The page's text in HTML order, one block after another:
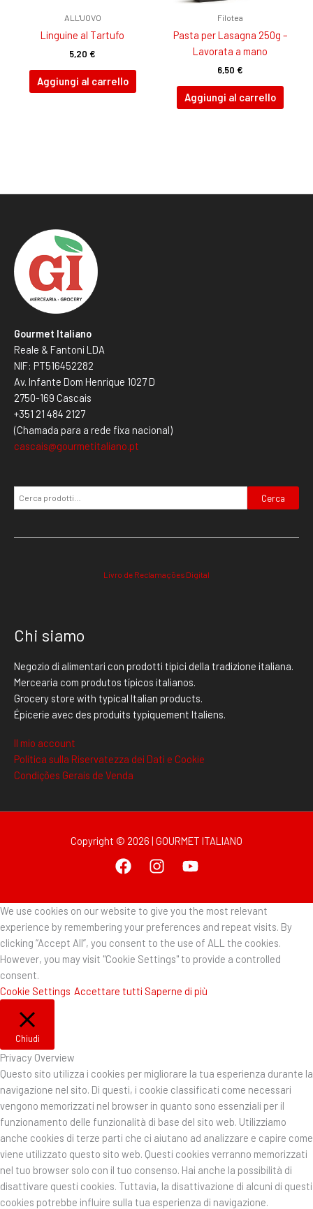
ALL'UOVO
Linguine al Tartufo
5,20 €
Aggiungi al carrello
Filotea
Pasta per Lasagna 250g –
Lavorata a mano
6,50 €
Aggiungi al carrello
Gourmet Italiano
Reale & Fantoni LDA
NIF: PT516452282
Av. Infante Dom Henrique 1027 D
2750-169 Cascais
+351 21 484 2127
(Chamada para a rede fixa nacional)
cascais@gourmetitaliano.pt
Cerca
Livro de Reclamações Digital
Chi siamo
Negozio di alimentari con prodotti tipici della tradizione italiana.
Mercearia com produtos típicos italianos.
Grocery store with typical Italian products.
Épicerie avec des produits typiquement Italiens.
Il mio account
Politica sulla Riservatezza dei Dati e Cookie
Condições Gerais de Venda
Copyright © 2026 | GOURMET ITALIANO
We use cookies on our website to give you the most relevant
experience by remembering your preferences and repeat visits. By
clicking “Accept All”, you consent to the use of ALL the cookies.
However, you may visit "Cookie Settings" to provide a controlled
consent.
Cookie Settings Accettare tutti Saperne di più
Chiudi
Privacy Overview
Questo sito utilizza i cookies per migliorare la tua esperienza durante la
navigazione nel sito. Di questi, i cookie classificati come necessari
vengono memorizzati nel browser in quanto sono essenziali per il
funzionamento delle funzionalità di base del sito web. Utilizziamo
anche cookies di terze parti che ci aiutano ad analizzare e capire come
viene utilizzato questo sito web. Questi cookies verranno memorizzati
nel tuo browser solo con il tuo consenso. Hai anche la possibilità di
disattivare questi cookies. Tuttavia, la disattivazione di alcuni di questi
cookies potrebbe influire sulla tua esperienza di navigazione.